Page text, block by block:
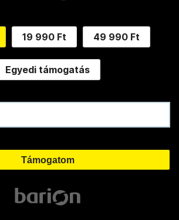
19 990 Ft 49 990 Ft
Egyedi támogatás